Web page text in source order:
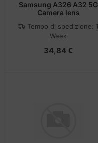
Samsung A326 A32 5G
Camera lens
Tempo di spedizione: 1
Week
34,84 €